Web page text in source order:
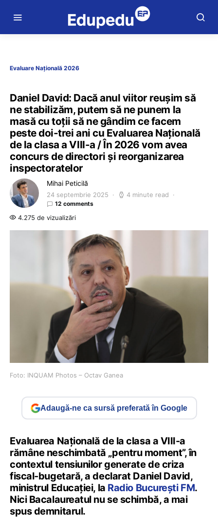
Evaluare Națională 2026
Daniel David: Dacă anul viitor reușim să
ne stabilizăm, putem să ne punem la
masă cu toții să ne gândim ce facem
peste doi-trei ani cu Evaluarea Națională
de la clasa a VIII-a / În 2026 vom avea
concurs de directori și reorganizarea
inspectoratelor
Mihai Peticilă
24 septembrie 2025 4 minute read
12 comments
4.275 de vizualizări
Foto: INQUAM Photos – Octav Ganea
Adaugă-ne ca sursă preferată în Google
Evaluarea Națională de la clasa a VIII-a
rămâne neschimbată „pentru moment”, în
contextul tensiunilor generate de criza
fiscal-bugetară, a declarat Daniel David,
ministrul Educației, la Radio București FM.
Nici Bacalaureatul nu se schimbă, a mai
spus demnitarul.